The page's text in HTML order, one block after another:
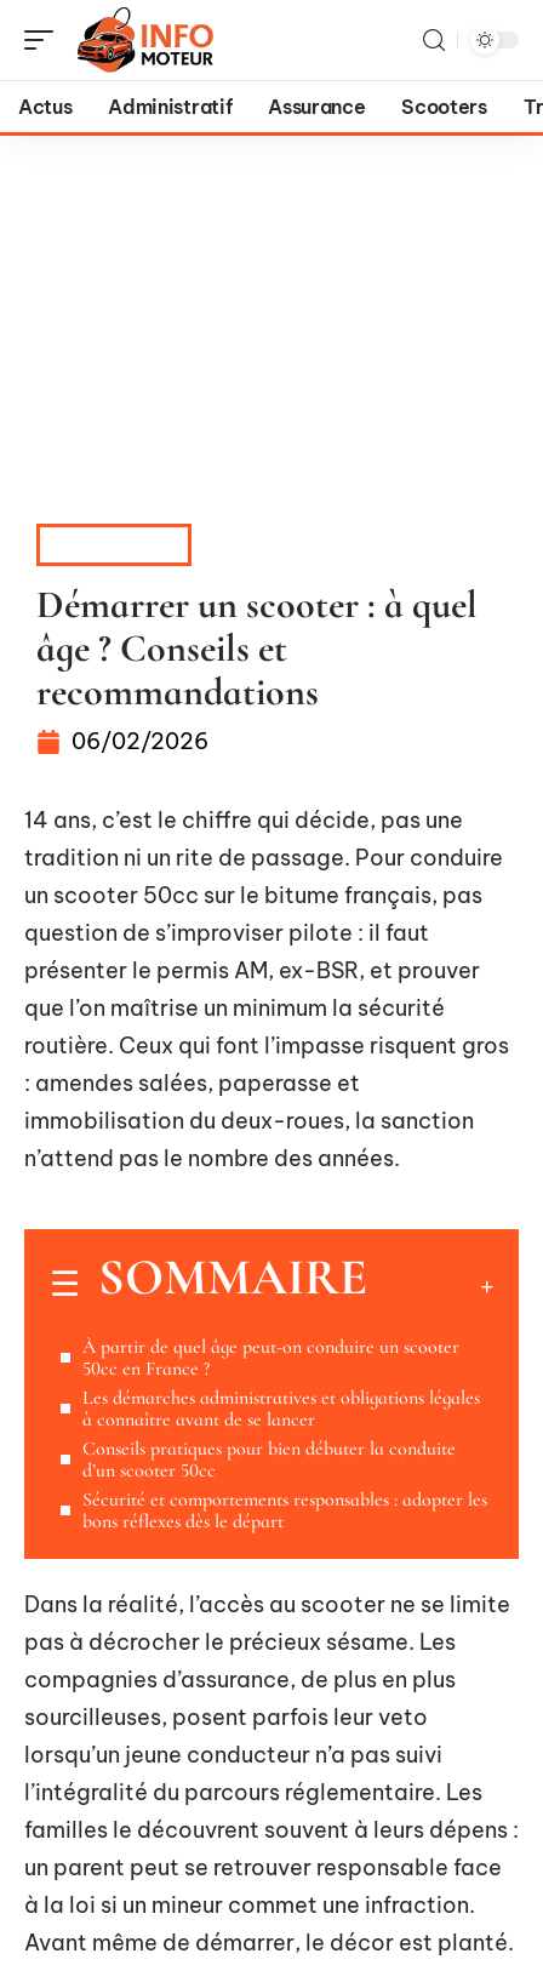
Actus Administratif Assurance Scooters
Démarrer un scooter : à quel
âge ? Conseils et
recommandations
06/02/2026
14 ans, c’est le chiffre qui décide, pas une
tradition ni un rite de passage. Pour conduire
un scooter 50cc sur le bitume français, pas
question de s’improviser pilote : il faut
présenter le permis AM, ex-BSR, et prouver
que l’on maîtrise un minimum la sécurité
routière. Ceux qui font l’impasse risquent gros
: amendes salées, paperasse et
immobilisation du deux-roues, la sanction
n’attend pas le nombre des années.
SOMMAIRE
À partir de quel âge peut-on conduire un scooter
50cc en France ?
Les démarches administratives et obligations légales
à connaître avant de se lancer
Conseils pratiques pour bien débuter la conduite
d’un scooter 50cc
Sécurité et comportements responsables : adopter les
bons réflexes dès le départ
Dans la réalité, l’accès au scooter ne se limite
pas à décrocher le précieux sésame. Les
compagnies d’assurance, de plus en plus
sourcilleuses, posent parfois leur veto
lorsqu’un jeune conducteur n’a pas suivi
l’intégralité du parcours réglementaire. Les
familles le découvrent souvent à leurs dépens :
un parent peut se retrouver responsable face
à la loi si un mineur commet une infraction.
Avant même de démarrer, le décor est planté.